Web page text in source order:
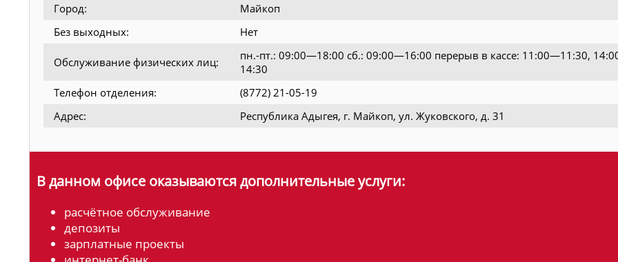
Город:
Майкоп
Без выходных:
Нет
Обслуживание физических лиц:
пн.-пт.: 09:00—18:00 сб.: 09:00—16:00 перерыв в кассе: 11:00—11:30,
14:30
Телефон отделения:
(8772) 21-05-19
Адрес:
Республика Адыгея, г. Майкоп, ул. Жуковского, д. 31
В данном офисе оказываются дополнительные услуги:
расчётное обслуживание
депозиты
зарплатные проекты